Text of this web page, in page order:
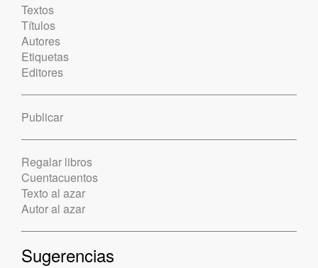
Textos
Títulos
Autores
Etiquetas
Editores
Publicar
Regalar libros
Cuentacuentos
Texto al azar
Autor al azar
Sugerencias